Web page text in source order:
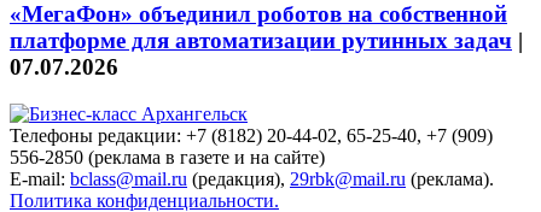
«МегаФон» объединил роботов на собственной
платформе для автоматизации рутинных задач |
07.07.2026
Телефоны редакции: +7 (8182) 20-44-02, 65-25-40, +7 (909)
556-2850 (реклама в газете и на сайте)
E-mail: bclass@mail.ru (редакция), 29rbk@mail.ru (реклама).
Политика конфиденциальности.